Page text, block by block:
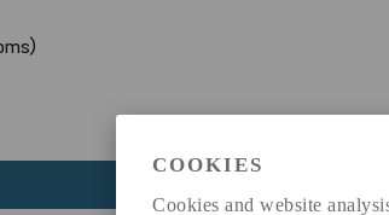
COOKIES
Cookies and website